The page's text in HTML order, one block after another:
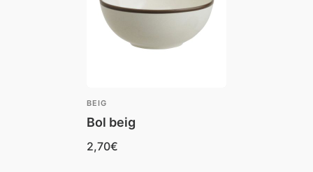
BEIG
Bol beig
2,70€